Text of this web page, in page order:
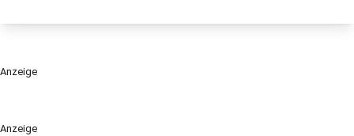
Anzeige
Anzeige